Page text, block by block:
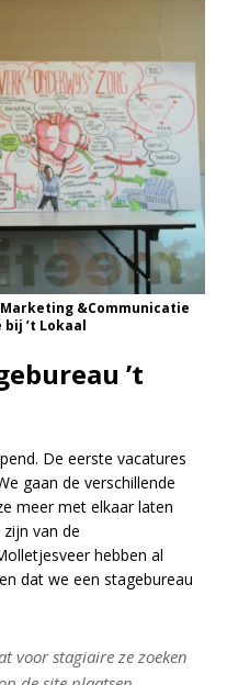
&Communicatie
’t Lokaal
’t
De eerste vacatures
gaan de verschillende
meer met elkaar laten
van de
hebben al
dat we een stagebureau
voor stagiaire ze zoeken